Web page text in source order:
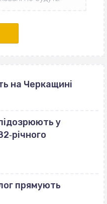
на Черкащині
у
прямують